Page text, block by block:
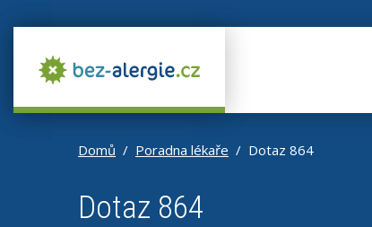
Domů Poradna lékaře Dotaz 864
Dotaz 864